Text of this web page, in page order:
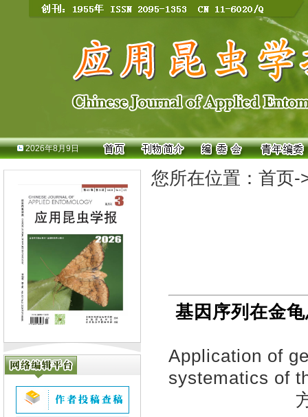
2026年8月9日
您所在位置： 首页-
基因序列在金
Application of
systematics of